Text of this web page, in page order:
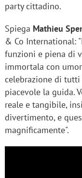
party cittadino.
Spiega Mathieu
& Co International:
funzioni e piena di
immortala con
celebrazione di
piacevole la guida.
reale e tangibile,
divertimento, e
magnificamente".